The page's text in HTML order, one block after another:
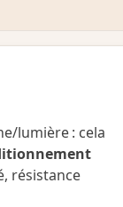
lumière : cela
résistance